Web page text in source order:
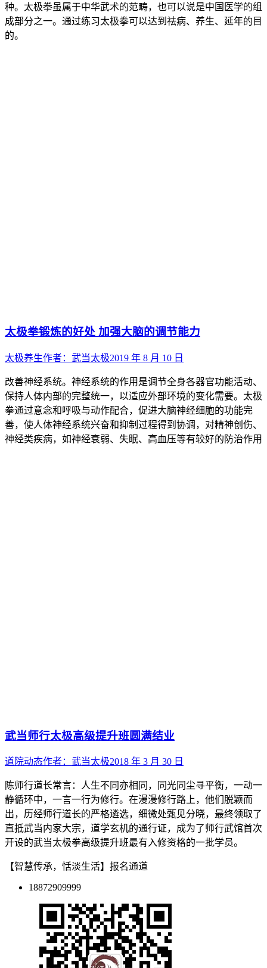
种。太极拳虽属于中华武术的范畴，也可以说是中国医学的组
成部分之一。通过练习太极拳可以达到祛病、养生、延年的目
的。
太极拳锻炼的好处 加强大脑的调节能力
太极养生作者： 武当太极2019 年 8 月 10 日
改善神经系统。神经系统的作用是调节全身各器官功能活动、
保持人体内部的完整统一，以适应外部环境的变化需要。太极
拳通过意念和呼吸与动作配合，促进大脑神经细胞的功能完
善，使人体神经系统兴奋和抑制过程得到协调，对精神创伤、
神经类疾病，如神经衰弱、失眠、高血压等有较好的防治作用
武当师行太极高级提升班圆满结业
道院动态作者： 武当太极2018 年 3 月 30 日
陈师行道长常言：人生不同亦相同，同光同尘寻平衡，一动一
静循环中，一言一行为修行。在漫漫修行路上，他们脱颖而
出，历经师行道长的严格遴选，细微处甄见分晓，最终领取了
直抵武当内家大宗，道学玄机的通行证，成为了师行武馆首次
开设的武当太极拳高级提升班最有入修资格的一批学员。
【智慧传承，恬淡生活】报名通道
18872909999